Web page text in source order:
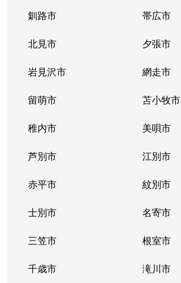
釧路市 帯広市
北見市 夕張市
岩見沢市 網走市
留萌市 苫小牧市
稚内市 美唄市
芦別市 江別市
赤平市 紋別市
士別市 名寄市
三笠市 根室市
千歳市 滝川市